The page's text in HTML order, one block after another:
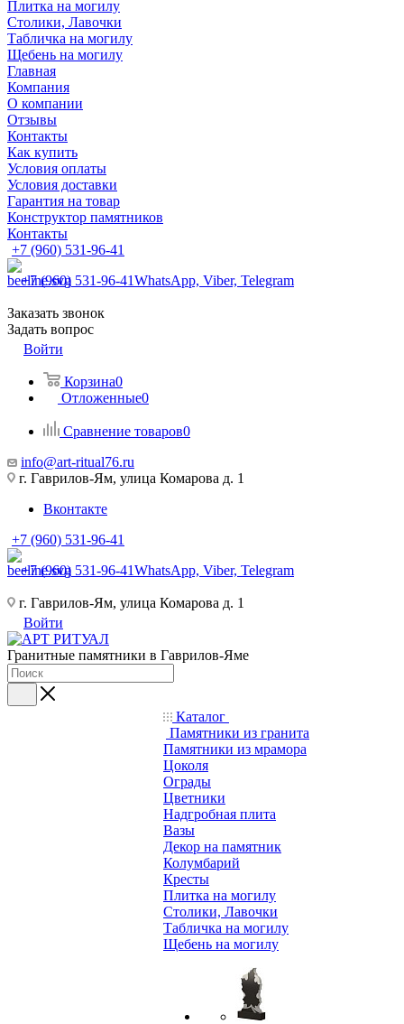
Плитка на могилу
Столики, Лавочки
Табличка на могилу
Щебень на могилу
Главная
Компания
О компании
Отзывы
Контакты
Как купить
Условия оплаты
Условия доставки
Гарантия на товар
Конструктор памятников
Контакты
+7 (960) 531-96-41
+7 (960) 531-96-41WhatsApp, Viber, Telegram
Заказать звонок
Задать вопрос
Войти
Корзина0
Отложенные0
Сравнение товаров0
info@art-ritual76.ru
г. Гаврилов-Ям, улица Комарова д. 1
Вконтакте
+7 (960) 531-96-41
+7 (960) 531-96-41WhatsApp, Viber, Telegram
г. Гаврилов-Ям, улица Комарова д. 1
Войти
Гранитные памятники в Гаврилов-Яме
Каталог
Памятники из гранита
Памятники из мрамора
Цоколя
Ограды
Цветники
Надгробная плита
Вазы
Декор на памятник
Колумбарий
Кресты
Плитка на могилу
Столики, Лавочки
Табличка на могилу
Щебень на могилу